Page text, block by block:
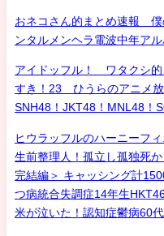
おネコさん的まとめ速報 僕
ンタルメンヘラ電波中年ア
アイドッフル！ ワタクシ
すき！23 ひうらのアニメ
SNH48！JKT48！MNL48！
ヒウラッフルのハーニーフ
生前整理人！孤立し孤独死
完結編＞ キャッシング計
つ病統合失調症14年生
米が泣いた！認知症鬱病60